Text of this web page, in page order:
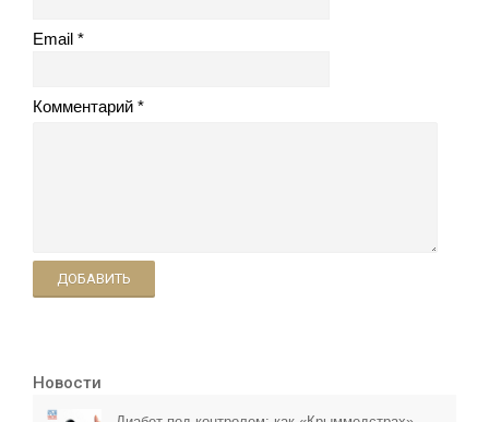
Email
Комментарий
ДОБАВИТЬ
Новости